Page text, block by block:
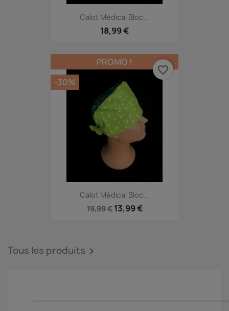
Calot Médical Bloc...
18,99 €
Calot Médical Bloc...
19,99 € 13,99 €
PROMO !
-30%
favorite_border
Tous les produits 